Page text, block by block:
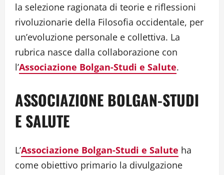
la selezione ragionata di teorie e riflessioni
rivoluzionarie della Filosofia occidentale, per
un’evoluzione personale e collettiva. La
rubrica nasce dalla collaborazione con
l’Associazione Bolgan-Studi e Salute.
ASSOCIAZIONE BOLGAN-STUDI
E SALUTE
L’Associazione Bolgan-Studi e Salute ha
come obiettivo primario la divulgazione